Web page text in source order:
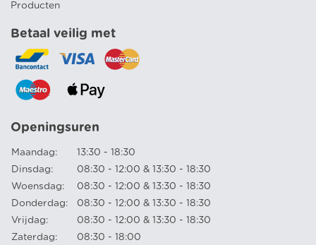
Producten
Betaal veilig met
Openingsuren
Maandag:
13:30 - 18:30
Dinsdag:
08:30 - 12:00 & 13:30 - 18:30
Woensdag:
08:30 - 12:00 & 13:30 - 18:30
Donderdag:
08:30 - 12:00 & 13:30 - 18:30
Vrijdag:
08:30 - 12:00 & 13:30 - 18:30
Zaterdag:
08:30 - 18:00